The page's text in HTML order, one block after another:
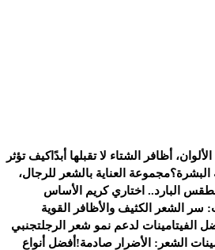
أظافر الشتاء لا تقبلها أبدًاكيف تؤثر
البشرة؟مجموعة العناية بالشعر للرجال،
البارد.. اختاري كريم الأساس
سر الشعر الكثيف والأظافر القوية
الفيتامينات لدعم نمو شعر الرجلتجنبي
الشعر: الأضرار صادمة! أفضل أنواع